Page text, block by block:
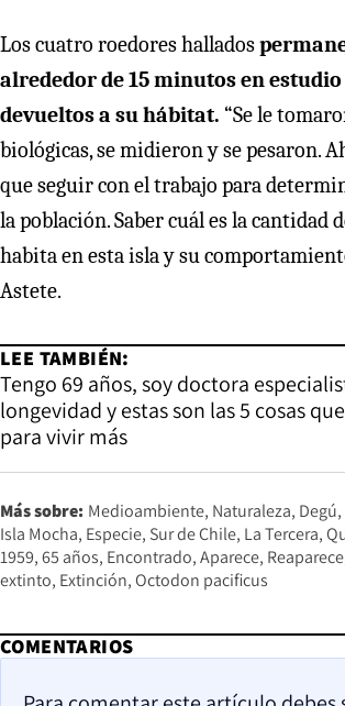
Los cuatro roedores hallados
alrededor de 15 minutos en
devueltos a su hábitat. “Se le
biológicas, se midieron y se pesaron.
que seguir con el trabajo para
la población. Saber cuál es la cantidad
habita en esta isla y su
Astete.
LEE TAMBIÉN:
Tengo 69 años, soy doctora
longevidad y estas son las 5 cosas
para vivir más
Más sobre: Medioambiente Naturaleza Degú
Isla Mocha Especie Sur de Chile La Tercera
1959 65 años Encontrado Aparece Reaparece
extinto Extinción Octodon pacificus
COMENTARIOS